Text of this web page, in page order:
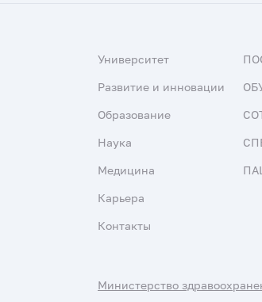
Университет
Развитие и инновации
Образование
Наука
Медицина
Карьера
Контакты
Министерство